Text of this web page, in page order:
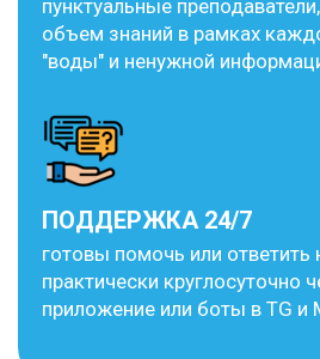
пунктуальные
объем знаний в рамках
"воды" и ненужной
ПОДДЕРЖКА 24/7
готовы помочь или ответить
практически круглосуточно
приложение или боты в TG и